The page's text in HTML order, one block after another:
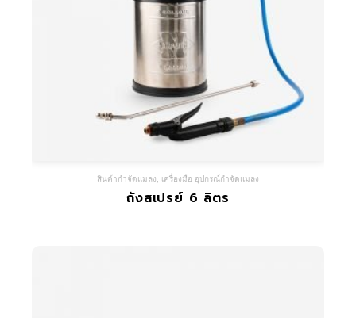
สินค้ากำจัดแมลง เครื่องมือ อุปกรณ์กำจัดแมลง
ถังสเปรย์ 6 ลิตร